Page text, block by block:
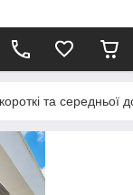
та середньої